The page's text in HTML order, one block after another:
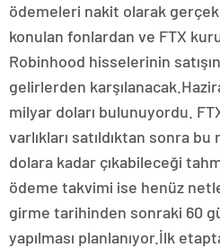
ödemeleri nakit olarak
konulan fonlardan ve FTX
Robinhood hisselerinin
gelirlerden
milyar doları bulunuyordu.
varlıkları satıldıktan sonra bu
dolara kadar çıkabileceği
ödeme takvimi ise henüz
girme tarihinden sonraki 60
yapılması planlanıyor.İlk